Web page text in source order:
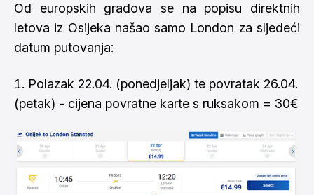
Od europskih gradova se na popisu direktnih
letova iz Osijeka našao samo London za sljedeći
datum putovanja:
Polazak 22.04. (ponedjeljak) te povratak 26.04.
(petak) - cijena povratne karte s ruksakom = 30€